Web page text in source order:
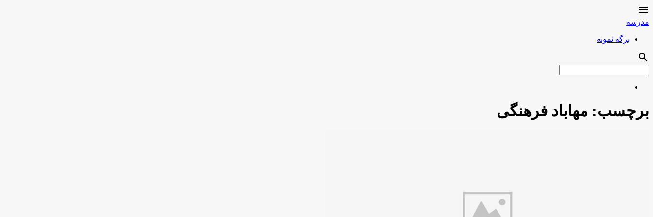

مدرسه
برگه نمونه
search
برچسب: مهاباد فرهنگی